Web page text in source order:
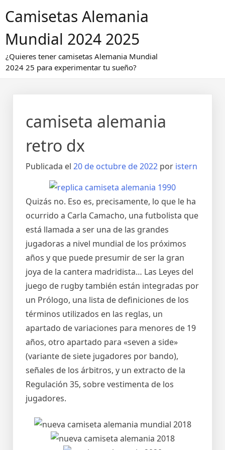
alCamisetas Alemania
Mundial 2024 2025
¿Quieres tener camisetas Alemania Mundial
2024 25 para experimentar tu sueño?
camiseta alemania
retro dx
Publicada el 20 de octubre de 2022 por istern
Quizás no. Eso es, precisamente, lo que le ha
ocurrido a Carla Camacho, una futbolista que
está llamada a ser una de las grandes
jugadoras a nivel mundial de los próximos
años y que puede presumir de ser la gran
joya de la cantera madridista… Las Leyes del
juego de rugby también están integradas por
un Prólogo, una lista de definiciones de los
términos utilizados en las reglas, un
apartado de variaciones para menores de 19
años, otro apartado para «seven a side»
(variante de siete jugadores por bando),
señales de los árbitros, y un extracto de la
Regulación 35, sobre vestimenta de los
jugadores.